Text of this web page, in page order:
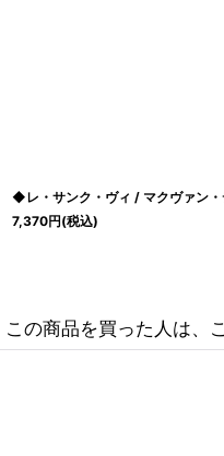
◆レ・サンク・ヴィ / マクヴァン・
7,370円(税込)
この商品を買った人は、